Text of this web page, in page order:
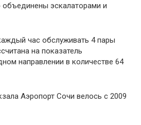
эскалаторами и
час обслуживать 4 пары
на показатель
направлении в количестве 64
Аэропорт Сочи велось с 2009